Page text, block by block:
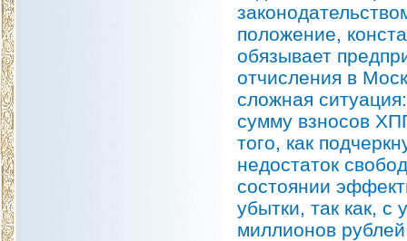
положение,
обязывает
отчисления в
сложная
сумму взносов
того, как
недостаток
состоянии
убытки, так как, с
миллионов